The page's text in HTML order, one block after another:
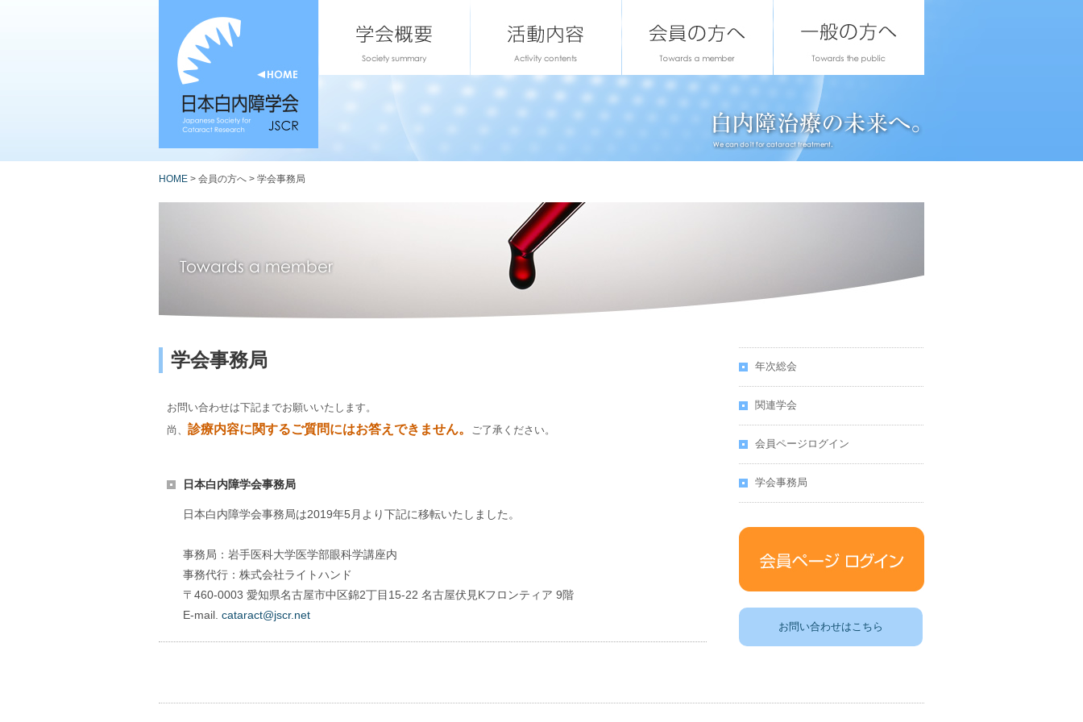
HOME > 会員の方へ > 学会事務局
学会事務局
お問い合わせは下記までお願いいたします。
尚、 診療内容に関するご質問にはお答えできません。 ご了承ください。
日本白内障学会事務局
日本白内障学会事務局は2019年5月より下記に移転いたしました。
事務局：岩手医科大学医学部眼科学講座内
事務代行：株式会社ライトハンド
〒460-0003 愛知県名古屋市中区錦2丁目15-22 名古屋伏見Kフロンティア 9階
E-mail. cataract@jscr.net
年次総会
関連学会
会員ページログイン
学会事務局
お問い合わせはこちら